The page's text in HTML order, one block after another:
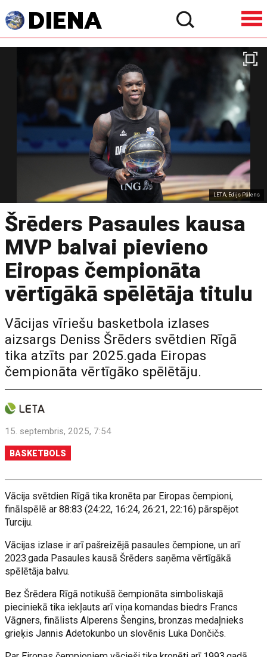
LETA, Edijs Pālens
Šrēders Pasaules kausa
MVP balvai pievieno
Eiropas čempionāta
vērtīgākā spēlētāja titulu
Vācijas vīriešu basketbola izlases
aizsargs Deniss Šrēders svētdien Rīgā
tika atzīts par 2025.gada Eiropas
čempionāta vērtīgāko spēlētāju.
15. septembris, 2025, 7:54
BASKETBOLS
Vācija svētdien Rīgā tika kronēta par Eiropas čempioni,
finālspēlē ar 88:83 (24:22, 16:24, 26:21, 22:16) pārspējot
Turciju.
Vācijas izlase ir arī pašreizējā pasaules čempione, un arī
2023.gada Pasaules kausā Šrēders saņēma vērtīgākā
spēlētāja balvu.
Bez Šrēdera Rīgā notikušā čempionāta simboliskajā
pieciniekā tika iekļauts arī viņa komandas biedrs Francs
Vāgners, finālists Alperens Šengins, bronzas medaļnieks
grieķis Jannis Adetokunbo un slovēnis Luka Dončičs.